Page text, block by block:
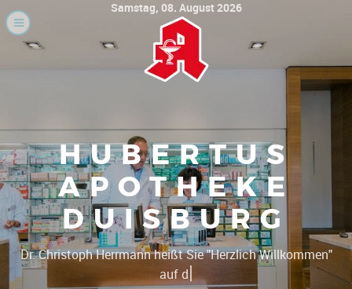
Samstag, 08. August 2026
HUBERTUS
APOTHEKE
DUISBURG
Dr. Christoph Herrman|